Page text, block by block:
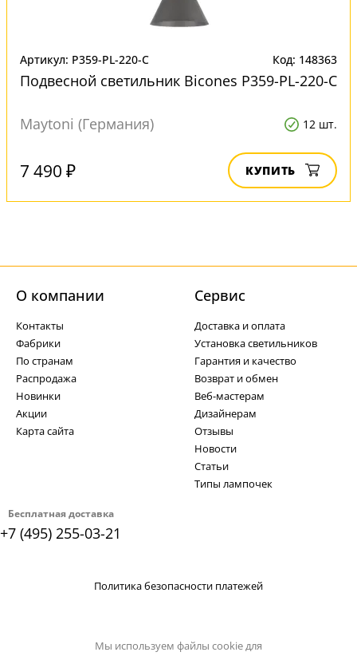
Артикул: P359-PL-220-C Код: 148363
Подвесной светильник Bicones P359-PL-220-C
Maytoni (Германия) 12 шт.
7 490 ₽ КУПИТЬ
Бесплатная доставка
+7 (495) 255-03-21
О компании
Контакты
Фабрики
По странам
Распродажа
Новинки
Акции
Карта сайта
Cервис
Доставка и оплата
Установка светильников
Гарантия и качество
Возврат и обмен
Веб-мастерам
Дизайнерам
Отзывы
Новости
Статьи
Типы лампочек
Политика безопасности платежей
Мы используем файлы cookie для